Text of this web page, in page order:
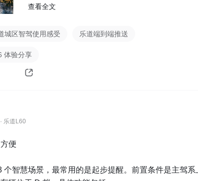
查看全文
城区智驾使用感受 乐道端到端推送
体验分享
乐道L60
便
个智慧场景，最常用的是起步提醒。前置条件是主驾系